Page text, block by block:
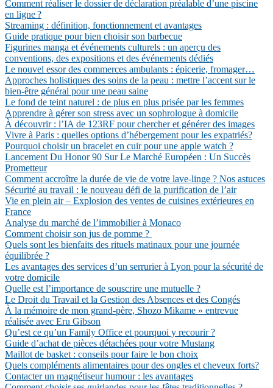
Comment réaliser le dossier de déclaration préalable d’une piscine
en ligne ?
Streaming : définition, fonctionnement et avantages
Guide pratique pour bien choisir son barbecue
Figurines manga et événements culturels : un aperçu des
conventions, des expositions et des événements dédiés
Le nouvel essor des commerces ambulants : épicerie, fromager…
Approches holistiques des soins de la peau : mettre l’accent sur le
bien-être général pour une peau saine
Le fond de teint naturel : de plus en plus prisée par les femmes
Apprendre à gérer son stress avec un sophrologue à domicile
À découvrir : l’IA de 123RF pour chercher et générer des images
Vivre à Paris : quelles options d’hébergement pour les expatriés?
Pourquoi choisir un bracelet en cuir pour une apple watch ?
Lancement Du Honor 90 Sur Le Marché Européen : Un Succès
Prometteur
Comment accroître la durée de vie de votre lave-linge ? Nos astuces
Sécurité au travail : le nouveau défi de la purification de l’air
Vie en plein air – Explosion des ventes de cuisines extérieures en
France
Analyse du marché de l’immobilier à Monaco
Comment choisir son jus de pomme ?
Quels sont les bienfaits des rituels matinaux pour une journée
équilibrée ?
Les avantages des services d’un serrurier à Lyon pour la sécurité de
votre domicile
Quelle est l’importance de souscrire une mutuelle ?
Le Droit du Travail et la Gestion des Absences et des Congés
À la mémoire de mon grand-père, Shozo Mikame » entrevue
réalisée avec Eru Gibson
Qu’est ce qu’un Family Office et pourquoi y recourir ?
Guide d’achat de pièces détachées pour votre Mustang
Maillot de basket : conseils pour faire le bon choix
Quels compléments alimentaires pour des ongles et cheveux forts?
Contacter un magnétiseur humour : les avantages